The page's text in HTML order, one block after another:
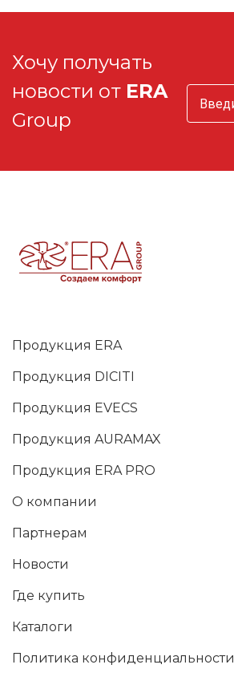
Хочу получать
новости от ERA
Group
Продукция ERA
Продукция DICITI
Продукция EVECS
Продукция AURAMAX
Продукция ERA PRO
О компании
Партнерам
Новости
Где купить
Каталоги
Политика конфиденциальности